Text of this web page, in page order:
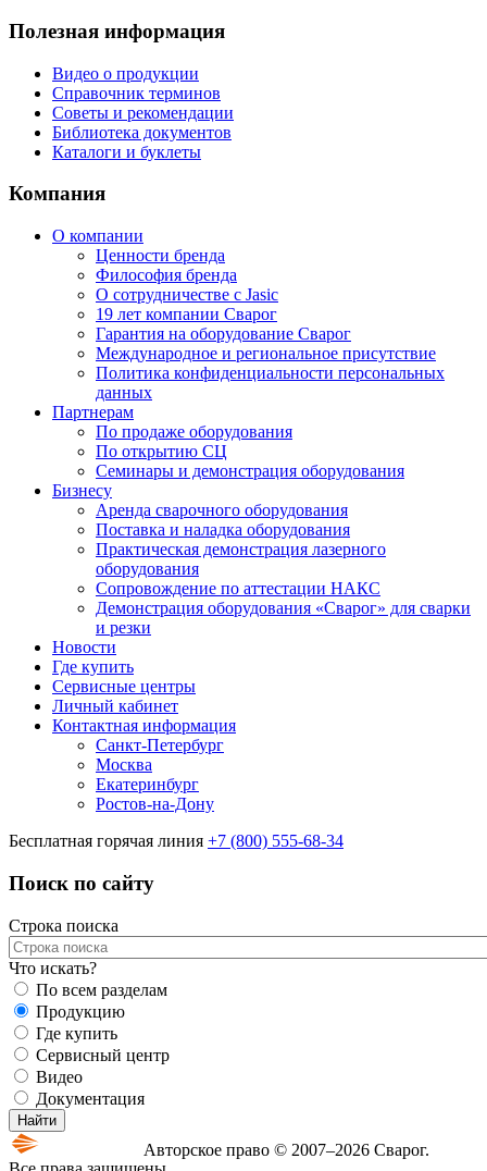
Полезная информация
Видео о продукции
Справочник терминов
Советы и рекомендации
Библиотека документов
Каталоги и буклеты
Компания
О компании
Ценности бренда
Философия бренда
О сотрудничестве с Jasic
19 лет компании Сварог
Гарантия на оборудование Сварог
Международное и региональное присутствие
Политика конфиденциальности персональных
данных
Партнерам
По продаже оборудования
По открытию СЦ
Семинары и демонстрация оборудования
Бизнесу
Аренда сварочного оборудования
Поставка и наладка оборудования
Практическая демонстрация лазерного
оборудования
Сопровождение по аттестации НАКС
Демонстрация оборудования «Сварог» для сварки
и резки
Новости
Где купить
Сервисные центры
Личный кабинет
Контактная информация
Санкт-Петербург
Москва
Екатеринбург
Ростов-на-Дону
Бесплатная горячая линия +7 (800) 555-68-34
Поиск по сайту
Строка поиска
Что искать?
По всем разделам
Продукцию
Где купить
Сервисный центр
Видео
Документация
Авторское право © 2007–2026 Сварог.